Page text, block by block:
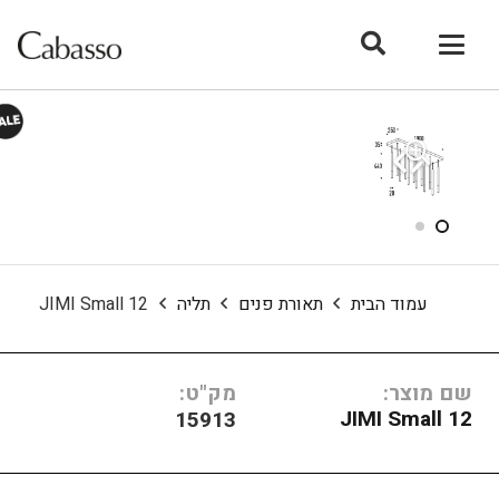
עמוד הבית תאורת פנים תליה JIMI Small 12
שם מוצר:
JIMI Small 12
מק"ט:
15913